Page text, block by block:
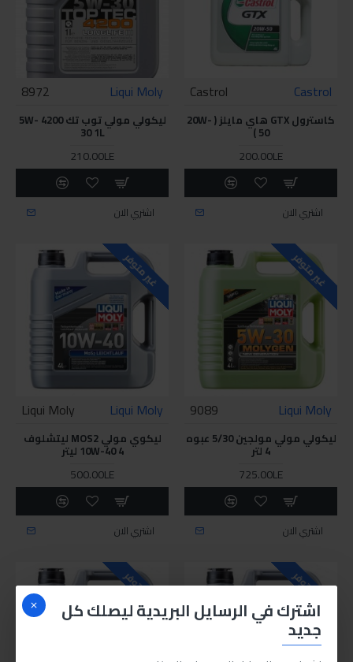
اشترك في الرسايل البريدية ليصلك كل
جديد
Castrol
Castrol
كاسترول GTX هاي مايلز ( 20W-
50 )
200.00LE
اشتري الان
Liqui Moly
8972
ليكولي مولي توب تك 4200 5W-
30 1L
210.00LE
اشتري الان
غير متوفر
Liqui Moly
9089
ليكولي مولي مولجين 5/30 عبوه
4 لتر
725.00LE
اشتري الان
غير متوفر
Liqui Moly
Liqui Moly
ليكوي مولي MOS2 ليتشلوف
10W-40 4 ليتر
500.00LE
اشتري الان
غير متوفر غير متوفر